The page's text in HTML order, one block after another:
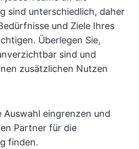
sind unterschiedlich, daher
und Ziele Ihres
Überlegen Sie,
sind und
zusätzlichen Nutzen
Auswahl eingrenzen und
Partner für die
finden.